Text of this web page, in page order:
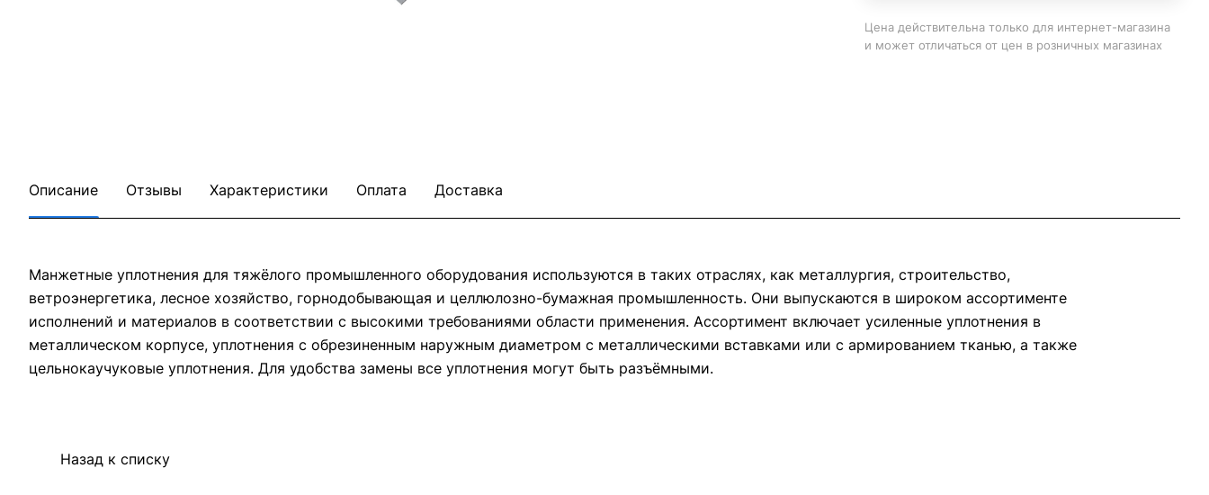
Цена действительна только для интернет-магазина
и может отличаться от цен в розничных магазинах
Описание Отзывы Характеристики Оплата Доставка
Манжетные уплотнения для тяжёлого промышленного оборудования используются в таких отраслях, как металлургия, строительство,
ветроэнергетика, лесное хозяйство, горнодобывающая и целлюлозно-бумажная промышленность. Они выпускаются в широком ассортименте
исполнений и материалов в соответствии с высокими требованиями области применения. Ассортимент включает усиленные уплотнения в
металлическом корпусе, уплотнения с обрезиненным наружным диаметром с металлическими вставками или с армированием тканью, а также
цельнокаучуковые уплотнения. Для удобства замены все уплотнения могут быть разъёмными.
Назад к списку